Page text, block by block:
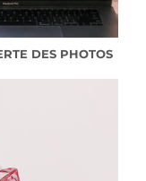
DES PHOTOS